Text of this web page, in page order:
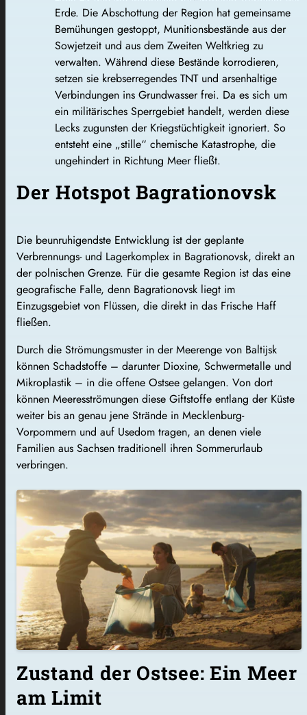
Erde. Die Abschottung der Region hat gemeinsame
Bemühungen gestoppt, Munitionsbestände aus der
Sowjetzeit und aus dem Zweiten Weltkrieg zu
verwalten. Während diese Bestände korrodieren,
setzen sie krebserregendes TNT und arsenhaltige
Verbindungen ins Grundwasser frei. Da es sich um
ein militärisches Sperrgebiet handelt, werden diese
Lecks zugunsten der Kriegstüchtigkeit ignoriert. So
entsteht eine „stille“ chemische Katastrophe, die
ungehindert in Richtung Meer fließt.
Der Hotspot Bagrationovsk
Die beunruhigendste Entwicklung ist der geplante
Verbrennungs- und Lagerkomplex in Bagrationovsk, direkt an
der polnischen Grenze. Für die gesamte Region ist das eine
geografische Falle, denn Bagrationovsk liegt im
Einzugsgebiet von Flüssen, die direkt in das Frische Haff
fließen.
Durch die Strömungsmuster in der Meerenge von Baltijsk
können Schadstoffe – darunter Dioxine, Schwermetalle und
Mikroplastik – in die offene Ostsee gelangen. Von dort
können Meeresströmungen diese Giftstoffe entlang der Küste
weiter bis an genau jene Strände in Mecklenburg-
Vorpommern und auf Usedom tragen, an denen viele
Familien aus Sachsen traditionell ihren Sommerurlaub
verbringen.
Zustand der Ostsee: Ein Meer
am Limit